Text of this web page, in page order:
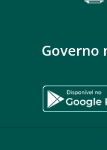
Governo